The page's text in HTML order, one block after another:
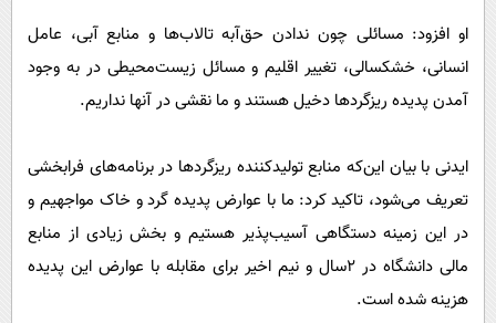
او افزود: مسائلی چون ندادن حق‌آبه تالاب‌ها و منابع آبی، عامل
انسانی، خشکسالی، تغییر اقلیم و مسائل زیست‌محیطی در به وجود
آمدن پدیده ریزگرد‌ها دخیل هستند و ما نقشی در آنها نداریم.
ایدنی با بیان این‌که منابع تولیدکننده ریزگرد‌ها‌ در برنامه‌های فرابخشی
تعریف می‌شود، تاکید کرد: ما با عوارض پدیده گرد و خاک مواجهیم و
در این زمینه دستگاهی آسیب‌پذیر هستیم و بخش زیادی از منابع
مالی دانشگاه در ۲‌سال و نیم اخیر برای مقابله با عوارض این پدیده
هزینه شده است.